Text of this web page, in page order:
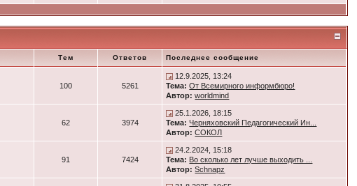
Тем Ответов Последнее сообщение
100 5261
12.9.2025, 13:24
Тема: От Всемирного информбюро!
Автор: worldmind
62 3974
25.1.2026, 18:15
Тема: Черняховский Педагогический Ин...
Автор: СОКОЛ
91 7424
24.2.2024, 15:18
Тема: Во сколько лет лучше выходить ...
Автор: Schnapz